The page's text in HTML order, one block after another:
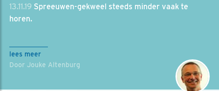
13.11.19 Spreeuwen-gekweel steeds minder vaak te
horen.
lees meer
Door Jouke Altenburg